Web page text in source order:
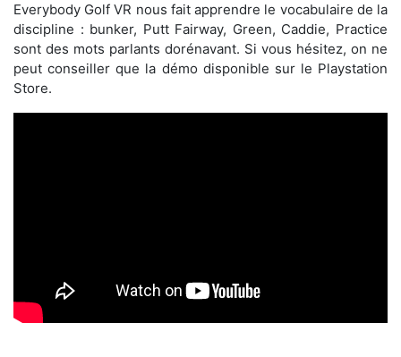
Everybody Golf VR nous fait apprendre le vocabulaire de la
discipline : bunker, Putt Fairway, Green, Caddie, Practice
sont des mots parlants dorénavant. Si vous hésitez, on ne
peut conseiller que la démo disponible sur le Playstation
Store.